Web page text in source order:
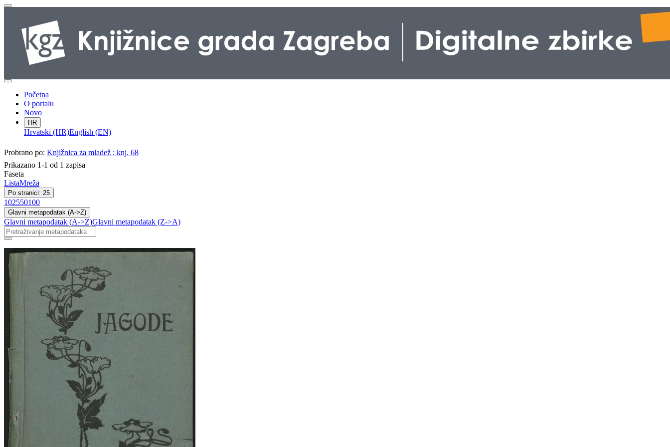
Početna
O portalu
Novo
HR
Hrvatski (HR)English (EN)
Probrano po: Knjižnica za mladež ; knj. 68
Prikazano 1-1 od 1 zapisa
Faseta
ListaMreža
Po stranici: 25
102550100
Glavni metapodatak (A->Z)
Glavni metapodatak (A->Z)Glavni metapodatak (Z->A)